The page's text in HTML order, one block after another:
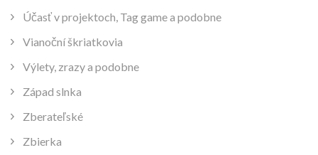
Účasť v projektoch, Tag game a podobne
Vianoční škriatkovia
Výlety, zrazy a podobne
Západ slnka
Zberateľské
Zbierka